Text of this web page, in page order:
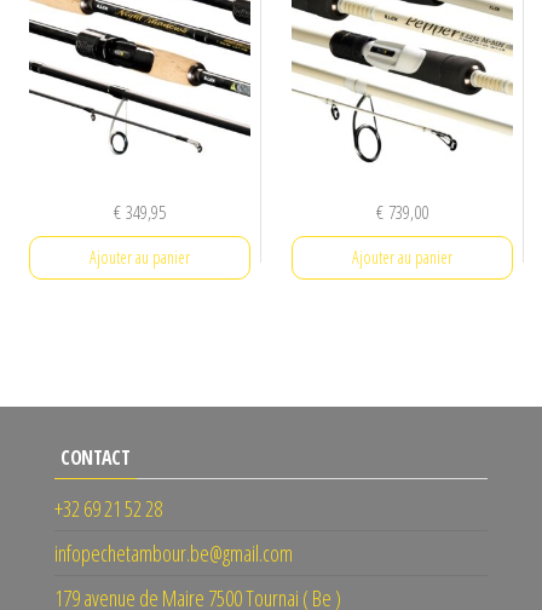
€349,95
Ajouter au panier
€ 739,00
Ajouter au panier
CONTACT
+32 69 21 52 28
infopechetambour.be@gmail.com
179 avenue de Maire 7500 Tournai ( Be )